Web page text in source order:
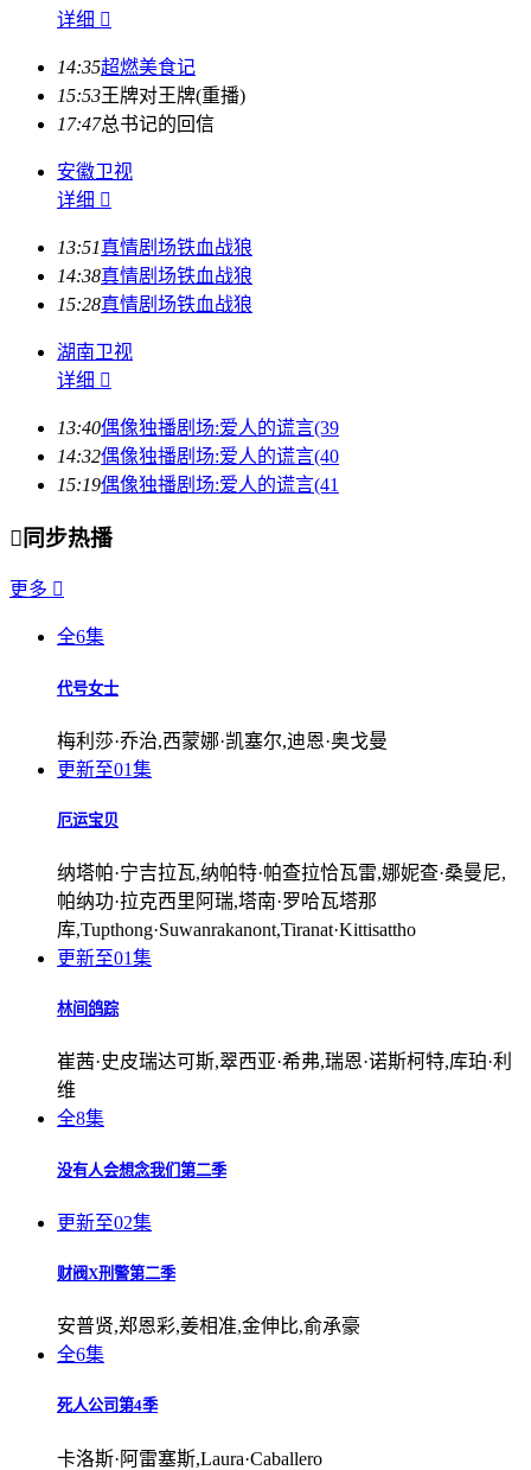
详细 
14:35超燃美食记
15:53王牌对王牌(重播)
17:47总书记的回信
安徽卫视
详细 
13:51真情剧场铁血战狼
14:38真情剧场铁血战狼
15:28真情剧场铁血战狼
湖南卫视
详细 
13:40偶像独播剧场:爱人的谎言(39
14:32偶像独播剧场:爱人的谎言(40
15:19偶像独播剧场:爱人的谎言(41
同步热播
更多 
全6集
代号女士
梅利莎·乔治,西蒙娜·凯塞尔,迪恩·奥戈曼
更新至01集
厄运宝贝
纳塔帕·宁吉拉瓦,纳帕特·帕查拉恰瓦雷,娜妮查·桑曼尼,
帕纳功·拉克西里阿瑞,塔南·罗哈瓦塔那
库,Tupthong·Suwanrakanont,Tiranat·Kittisattho
更新至01集
林间鸽踪
崔茜·史皮瑞达可斯,翠西亚·希弗,瑞恩·诺斯柯特,库珀·利
维
全8集
没有人会想念我们第二季
更新至02集
财阀X刑警第二季
安普贤,郑恩彩,姜相准,金伸比,俞承豪
全6集
死人公司第4季
卡洛斯·阿雷塞斯,Laura·Caballero